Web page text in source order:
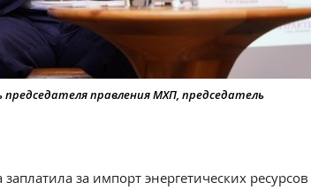
правления МХП, председатель
за импорт энергетических ресурсов